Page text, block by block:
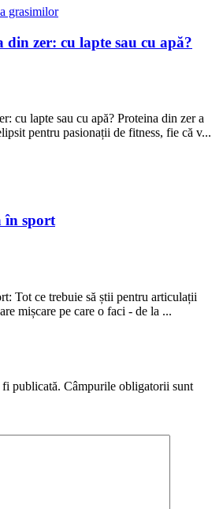
grasimilor
zer: cu lapte sau cu apă?
cu lapte sau cu apă? Proteina din zer a
pentru pasionații de fitness, fie că v...
în sport
Tot ce trebuie să știi pentru articulații
mișcare pe care o faci - de la ...
fi publicată. Câmpurile obligatorii sunt